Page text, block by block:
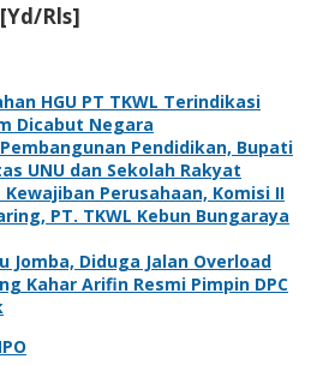
Rls]
HGU PT TKWL Terindikasi
Dicabut Negara
Pendidikan, Bupati
UNU dan Sekolah Rakyat
Perusahaan, Komisi II
PT. TKWL Kebun Bungaraya
Jomba, Diduga Jalan Overload
Kahar Arifin Resmi Pimpin DPC